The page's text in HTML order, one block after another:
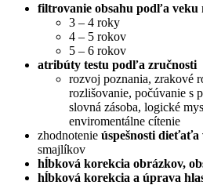
filtrovanie obsahu podľa veku
3 – 4 roky
4 – 5 rokov
5 – 6 rokov
atribúty testu podľa zručnosti
rozvoj poznania, zrakové
rozlišovanie, počúvanie s
slovná zásoba, logické
enviromentálne cítenie
zhodnotenie úspešnosti dieťaťa
smajlíkov
hĺbková korekcia obrázkov,
hĺbková korekcia a úprava